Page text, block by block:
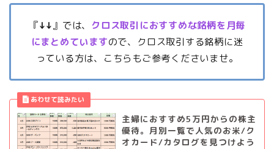
『↓↓』では、 クロス取引におすすめな銘柄を月毎
にまとめていますので、クロス取引する銘柄に迷
っている方は、こちらもご参考くださいませ。
主婦におすすめ5万円からの株主
優待。月別一覧で人気のお米/ク
オカード/カタログを見つけよう